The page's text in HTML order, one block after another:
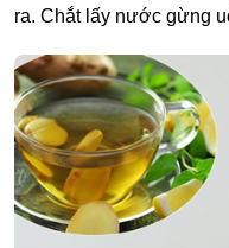
ra. Chắt lấy nước gừng